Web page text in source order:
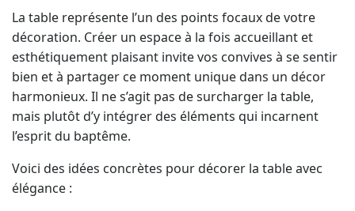
La table représente l’un des points focaux de votre
décoration. Créer un espace à la fois accueillant et
esthétiquement plaisant invite vos convives à se sentir
bien et à partager ce moment unique dans un décor
harmonieux. Il ne s’agit pas de surcharger la table,
mais plutôt d’y intégrer des éléments qui incarnent
l’esprit du baptême.
Voici des idées concrètes pour décorer la table avec
élégance :